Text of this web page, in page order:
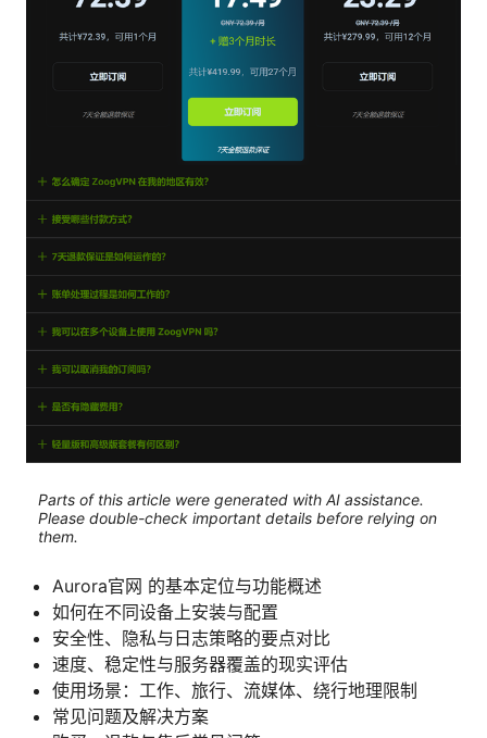
Parts of this article were generated with AI assistance.
Please double-check important details before relying on
them.
Aurora官网 的基本定位与功能概述
如何在不同设备上安装与配置
安全性、隐私与日志策略的要点对比
速度、稳定性与服务器覆盖的现实评估
使用场景：工作、旅行、流媒体、绕行地理限制
常见问题及解决方案